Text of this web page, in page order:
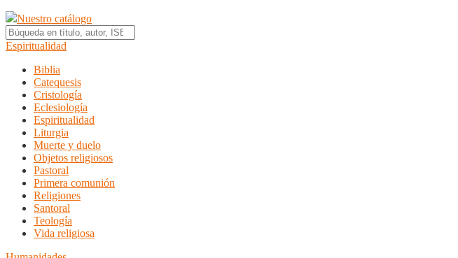
Nuestro catálogo
Espiritualidad
Biblia
Catequesis
Cristología
Eclesiología
Espiritualidad
Liturgia
Muerte y duelo
Objetos religiosos
Pastoral
Primera comunión
Religiones
Santoral
Teología
Vida religiosa